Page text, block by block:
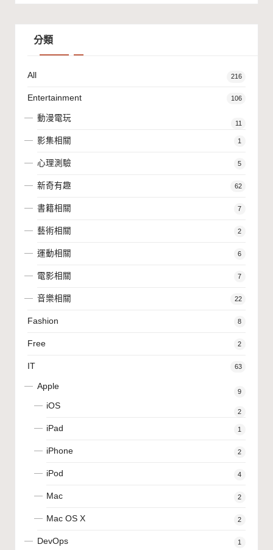
分類
All 216
Entertainment 106
動漫電玩
11
影集相關 1
心理測驗 5
新奇有趣 62
書籍相關 7
藝術相關 2
運動相關 6
電影相關 7
音樂相關 22
Fashion 8
Free 2
IT 63
Apple
9
iOS
2
iPad 1
iPhone 2
iPod 4
Mac 2
Mac OS X 2
DevOps 1